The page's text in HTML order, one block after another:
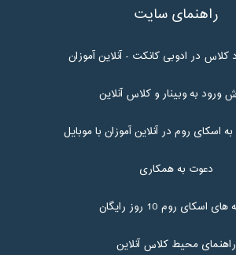
راهنمای سایت
در ادوبی کانکت - آنلاین آموزان
ورود به وبینار و کلاس آنلاین
اسکای روم در آنلاین آموزان با موبایل
دعوت به همکاری
اسکای روم 10 روز رایگان
راهنمای محیط کلاس آنلاین